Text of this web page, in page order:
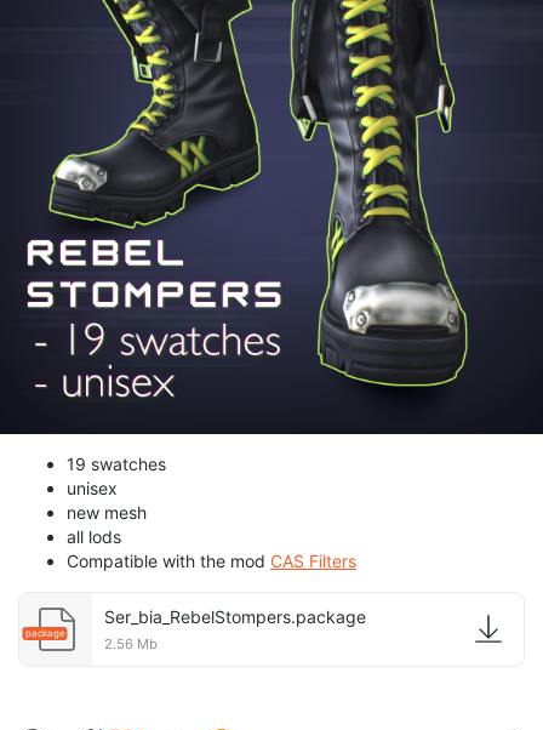
19 swatches
unisex
new mesh
all lods
Compatible with the mod CAS Filters
package
Ser_bia_RebelStompers.package
2.56 Mb